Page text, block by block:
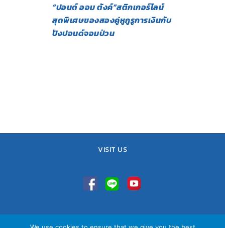
“ปอนด์ ออม ตังค์”สติกเกอร์ไลน์
สุดพิเศษของสองคู่หูกูรูการเงินกับ
ปังปอนด์จอมป่วน
VISIT US